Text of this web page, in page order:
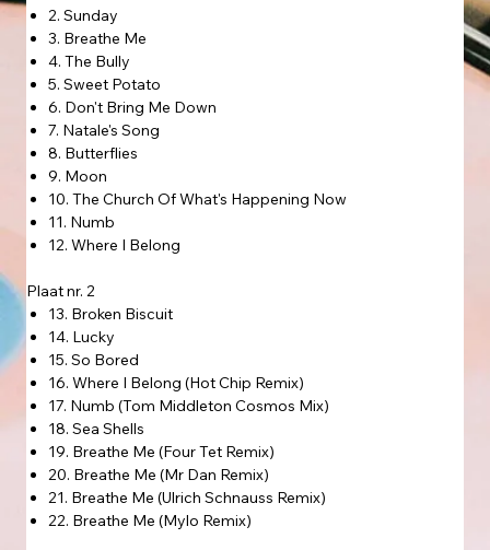
2. Sunday
3. Breathe Me
4. The Bully
5. Sweet Potato
6. Don't Bring Me Down
7. Natale's Song
8. Butterflies
9. Moon
10. The Church Of What's Happening Now
11. Numb
12. Where I Belong
Plaat nr. 2
13. Broken Biscuit
14. Lucky
15. So Bored
16. Where I Belong (Hot Chip Remix)
17. Numb (Tom Middleton Cosmos Mix)
18. Sea Shells
19. Breathe Me (Four Tet Remix)
20. Breathe Me (Mr Dan Remix)
21. Breathe Me (Ulrich Schnauss Remix)
22. Breathe Me (Mylo Remix)